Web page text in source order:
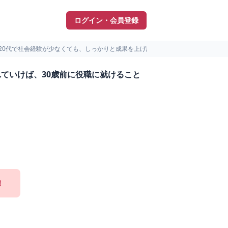
ログイン・会員登録
代で社会経験が少なくても、しっかりと成果を上げ評価されて...
いけば、30歳前に役職に就けること